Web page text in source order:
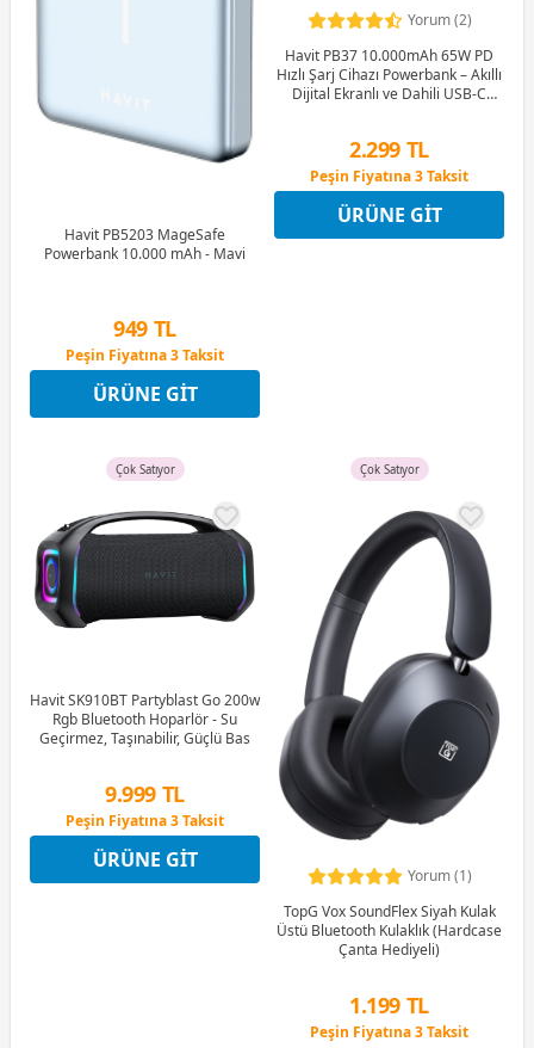
Havit PB5203 MageSafe
Powerbank 10.000 mAh - Mavi
949 TL
Peşin Fiyatına 3 Taksit
12 Ay x 112 TL taksitle
Peşin Fiyatına 3 Taksit
ÜRÜNE GIT
Yorum (2)
Havit PB37 10.000mAh 65W PD
Hızlı Şarj Cihazı Powerbank – Akıllı
Dijital Ekranlı ve Dahili USB-C
2.299 TL
Peşin Fiyatına 3 Taksit
12 Ay x 270 TL taksitle
Peşin Fiyatına 3 Taksit
ÜRÜNE GIT
Çok Satıyor
Havit SK910BT Partyblast Go 200w
Rgb Bluetooth Hoparlör - Su
Geçirmez, Taşınabilir, Güçlü Bas
9.999 TL
Peşin Fiyatına 3 Taksit
4 Ay x 2.777 TL taksitle
Peşin Fiyatına 3 Taksit
ÜRÜNE GIT
Çok Satıyor
Yorum (1)
TopG Vox SoundFlex Siyah Kulak
Üstü Bluetooth Kulaklık (Hardcase
Çanta Hediyeli)
1.199 TL
Peşin Fiyatına 3 Taksit